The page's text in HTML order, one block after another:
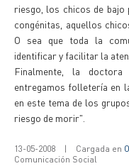
riesgo, los chicos de bajo
congénitas, aquellos
O sea que toda la
identificar y facilitar la
Finalmente, la
entregamos folletería en
en este tema de los
riesgo de morir".
13-05-2008 | Cargada en
Comunicación Social